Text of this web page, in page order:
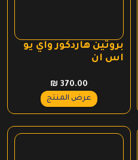
بروتين هاردكور واي يو
اس ان
₪ 370.00
عرض المنتج